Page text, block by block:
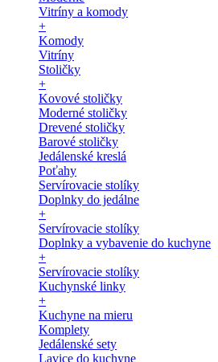
Vitríny a komody
+
Komody
Vitríny
Stoličky
+
Kovové stoličky
Moderné stoličky
Drevené stoličky
Barové stoličky
Jedálenské kreslá
Poťahy
Servírovacie stolíky
Doplnky do jedálne
+
Servírovacie stolíky
Doplnky a vybavenie do kuchyne
+
Servírovacie stolíky
Kuchynské linky
+
Kuchyne na mieru
Komplety
Jedálenské sety
Lavice do kuchyne